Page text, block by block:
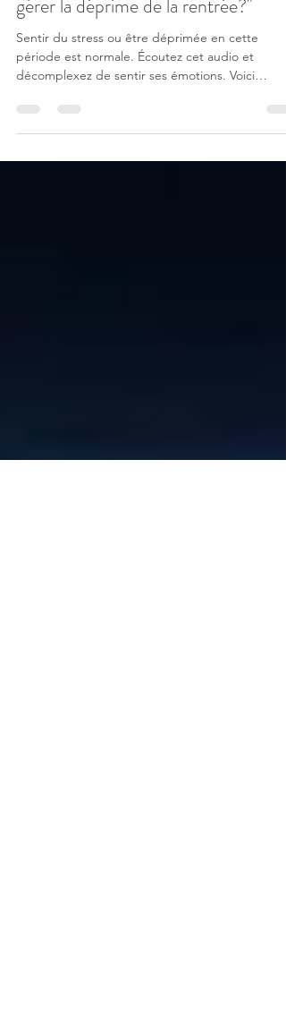
31 janv. 2024
1 min de lecture
Podcast: CCQSM Ep03 "Comment
gérer la déprime de la rentrée?"
Sentir du stress ou être déprimée en cette
décomplexez de sentir ses émotions. Voici
quelques...